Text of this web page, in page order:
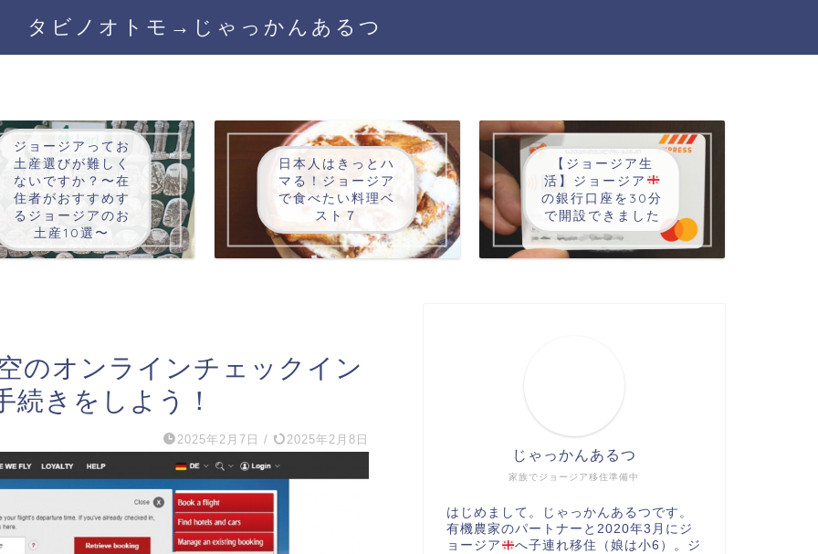
タビノオトモ→じゃっかんあるつ
ジョージアってお
土産選びが難しく
ないですか？〜在
住者がおすすめす
るジョージアのお
土産10選〜
日本人はきっとハ
マる！ジョージア
で食べたい料理ベ
スト７
【ジョージア生
活】ジョージア
の銀行口座を30分
で開設できました
のオンラインチェックイン
続きをしよう！
2025年2月7日 / 2025年2月8日
家族でジョージア移住準備中
じゃっかんあるつ
はじめまして。じゃっかんあるつです。
有機農家のパートナーと2020年3月にジ
ョージア
へ子連れ移住（娘は小6）。ジ